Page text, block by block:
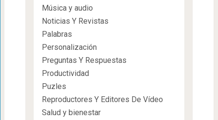
Música y audio
Noticias Y Revistas
Palabras
Personalización
Preguntas Y Respuestas
Productividad
Puzles
Reproductores Y Editores De Vídeo
Salud y bienestar